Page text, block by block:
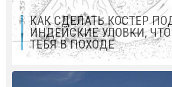
КАК СДЕЛАТЬ КОСТЕР
ИНДЕЙСКИЕ УЛОВКИ,
ТЕБЯ В ПОХОДЕ